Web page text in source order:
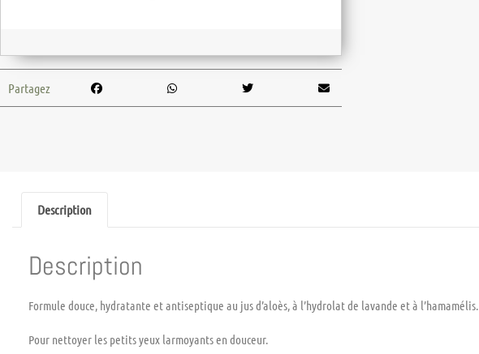
Partagez
Description
Description
Formule douce, hydratante et antiseptique au jus d’aloès, à l’hydrolat de lavande et à l’hamamélis.
Pour nettoyer les petits yeux larmoyants en douceur.